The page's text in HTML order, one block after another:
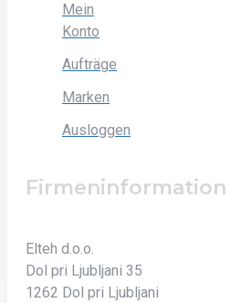
Mein
Konto
Aufträge
Marken
Ausloggen
Firmeninformation
Elteh d.o.o.
Dol pri Ljubljani 35
1262 Dol pri Ljubljani